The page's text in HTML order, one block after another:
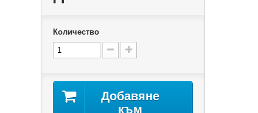
Количество
Добавяне
към